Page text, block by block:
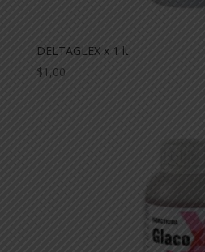
DELTAGLEX x 1 lt
$ 1,00